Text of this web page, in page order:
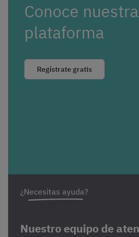
Conoce nuestra
plataforma
Regístrate gratis
¿Necesitas ayuda?
Nuestro equipo de